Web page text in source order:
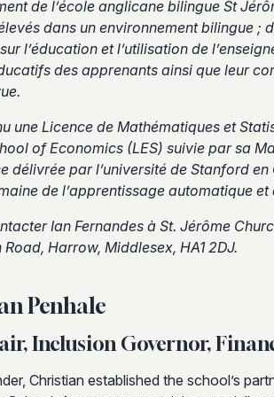
de l’école anglicane bilingue St
dans un environnement bilingue ;
l’éducation et l’utilisation de
des apprenants ainsi que leur
une Licence de Mathématiques et
of Economics (LES) suivie par sa
délivrée par l’université de Stanford
de l’apprentissage automatique
Ian Fernandes à St. Jérôme
Road, Harrow, Middlesex, HA1 2DJ.
Penhale
Inclusion Governor,
Christian established the school’s